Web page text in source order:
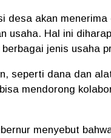
desa akan
usaha. Hal ini
jenis usaha
seperti dana dan
mendorong
menyebut